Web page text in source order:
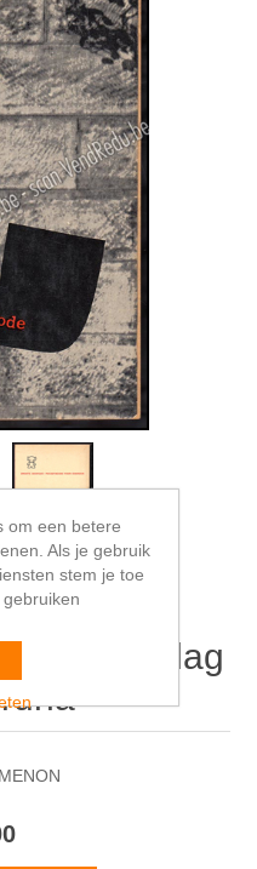
Omslag
om een betere
Als je gebruik
stem je toe